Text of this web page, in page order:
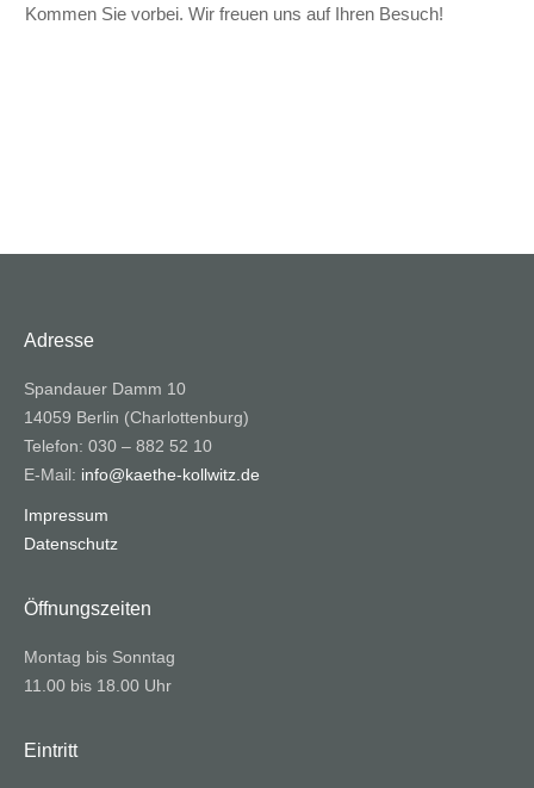
Kommen Sie vorbei. Wir freuen uns auf Ihren Besuch!
Adresse
Spandauer Damm 10
14059 Berlin (Charlottenburg)
Telefon: 030 – 882 52 10
E-Mail: info@kaethe-kollwitz.de
Impressum
Datenschutz
Öffnungszeiten
Montag bis Sonntag
11.00 bis 18.00 Uhr
Eintritt